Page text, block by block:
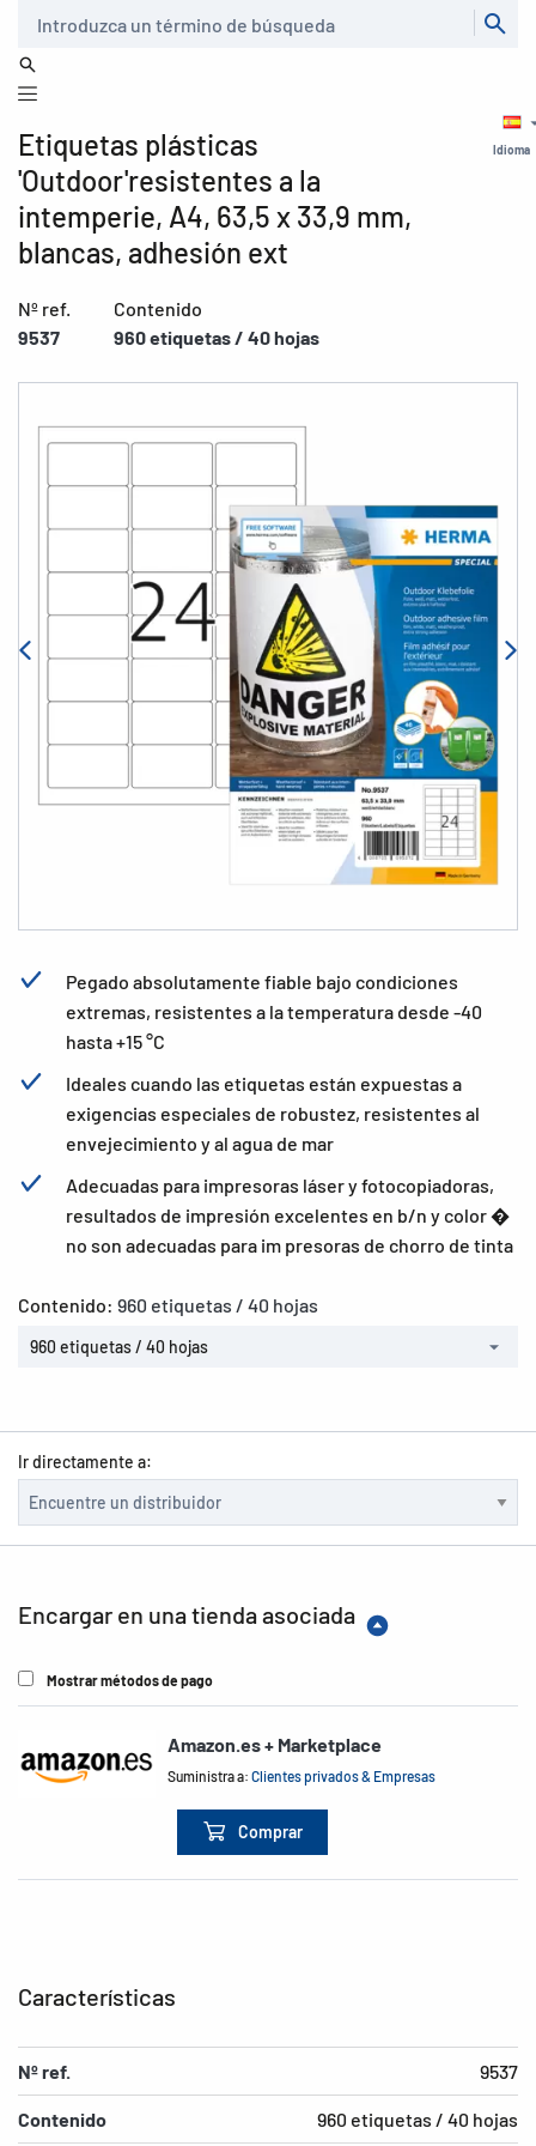
Idioma
Etiquetas plásticas
'Outdoor'resistentes a la
intemperie, A4, 63,5 x 33,9 mm,
blancas, adhesión ext
Nº ref.
9537
Contenido
960 etiquetas / 40 hojas
Pegado absolutamente fiable bajo condiciones
extremas, resistentes a la temperatura desde -40
hasta +15 °C
Ideales cuando las etiquetas están expuestas a
exigencias especiales de robustez, resistentes al
envejecimiento y al agua de mar
Adecuadas para impresoras láser y fotocopiadoras,
resultados de impresión excelentes en b/n y color �
no son adecuadas para im presoras de chorro de tinta
Contenido: 960 etiquetas / 40 hojas
960 etiquetas / 40 hojas
Ir directamente a:
Encargar en una tienda asociada
Mostrar métodos de pago
Amazon.es + Marketplace
Suministra a:Clientes privados & Empresas
Comprar
Características
Nº ref. 9537
Contenido 960 etiquetas / 40 hojas